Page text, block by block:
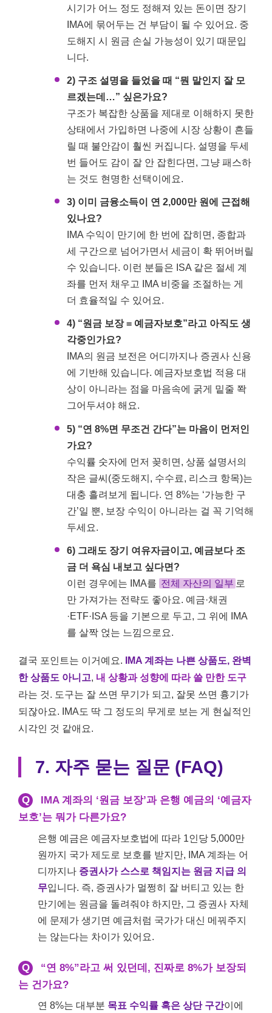
시기가 어느 정도 정해져 있는 돈이면 장기
IMA에 묶어두는 건 부담이 될 수 있어요. 중
도해지 시 원금 손실 가능성이 있기 때문입
니다.
2) 구조 설명을 들었을 때 “뭔 말인지 잘 모
르겠는데…” 싶은가요?
구조가 복잡한 상품을 제대로 이해하지 못한
상태에서 가입하면 나중에 시장 상황이 흔들
릴 때 불안감이 훨씬 커집니다. 설명을 두세
번 들어도 감이 잘 안 잡힌다면, 그냥 패스하
는 것도 현명한 선택이에요.
3) 이미 금융소득이 연 2,000만 원에 근접해
있나요?
IMA 수익이 만기에 한 번에 잡히면, 종합과
세 구간으로 넘어가면서 세금이 확 뛰어버릴
수 있습니다. 이런 분들은 ISA 같은 절세 계
좌를 먼저 채우고 IMA 비중을 조절하는 게
더 효율적일 수 있어요.
4) “원금 보장 = 예금자보호”라고 아직도 생
각중인가요?
IMA의 원금 보전은 어디까지나 증권사 신용
에 기반해 있습니다. 예금자보호법 적용 대
상이 아니라는 점을 마음속에 굵게 밑줄 쫙
그어두셔야 해요.
5) “연 8%면 무조건 간다”는 마음이 먼저인
가요?
수익률 숫자에 먼저 꽂히면, 상품 설명서의
작은 글씨(중도해지, 수수료, 리스크 항목)는
대충 흘려보게 됩니다. 연 8%는 ‘가능한 구
간’일 뿐, 보장 수익이 아니라는 걸 꼭 기억해
두세요.
6) 그래도 장기 여유자금이고, 예금보다 조
금 더 욕심 내보고 싶다면?
이런 경우에는 IMA를 전체 자산의 일부 로
만 가져가는 전략도 좋아요. 예금·채권
·ETF·ISA 등을 기본으로 두고, 그 위에 IMA
를 살짝 얹는 느낌으로요.
결국 포인트는 이거예요.
IMA 계좌는 나쁜 상품도, 완벽
한 상품도 아니고, 내 상황과 성향에 따라 쓸 만한 도구
라는 것. 도구는 잘 쓰면 무기가 되고, 잘못 쓰면 흉기가
되잖아요. IMA도 딱 그 정도의 무게로 보는 게 현실적인
시각인 것 같애요.
7. 자주 묻는 질문 (FAQ)
Q
IMA 계좌의 ‘원금 보장’과 은행 예금의 ‘예금자
보호’는 뭐가 다른가요?
은행 예금은 예금자보호법에 따라 1인당 5,000만
원까지 국가 제도로 보호를 받지만, IMA 계좌는 어
디까지나 증권사가 스스로 책임지는 원금 지급 의
무입니다. 즉, 증권사가 멀쩡히 잘 버티고 있는 한
만기에는 원금을 돌려줘야 하지만, 그 증권사 자체
에 문제가 생기면 예금처럼 국가가 대신 메꿔주지
는 않는다는 차이가 있어요.
Q
“연 8%”라고 써 있던데, 진짜로 8%가 보장되
는 건가요?
연 8%는 대부분 목표 수익률 혹은 상단 구간이에